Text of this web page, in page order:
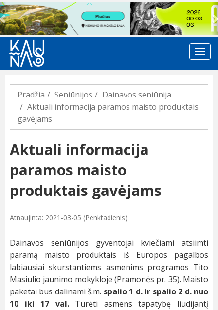
Previous
Pradžia Seniūnijos
Dainavos seniūnija
Aktuali informacija paramos maisto produktais
gavėjams
Aktuali informacija
paramos maisto
produktais gavėjams
Atnaujinta: 2021-03-05 (Penktadienis)
Dainavos seniūnijos gyventojai kviečiami atsiimti
paramą maisto produktais iš Europos pagalbos
labiausiai skurstantiems asmenims programos Tito
Masiulio jaunimo mokykloje (Pramonės pr. 35). Maisto
paketai bus dalinami š.m. spalio 1 d. ir spalio 2 d. nuo
10 iki 17 val. Turėti asmens tapatybę liudijantį